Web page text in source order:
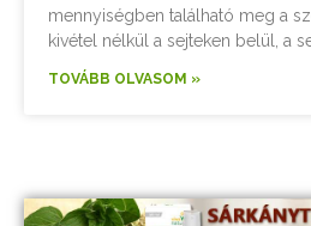
mennyiségben található meg a
kivétel nélkül a sejteken belül, a
TOVÁBB OLVASOM »